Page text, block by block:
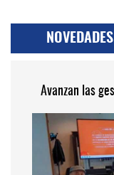
Avanzan las